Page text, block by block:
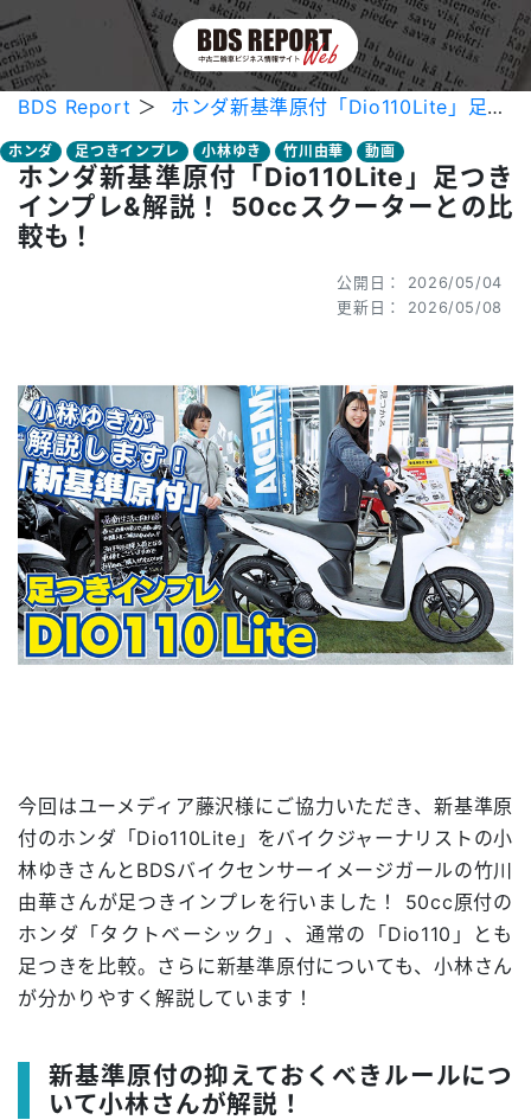
BDS Report ＞ ホンダ新基準原付「Dio110Lite」足つきインプレ&解説！ 50ccスクーターとの比較も！
ホンダ 足つきインプレ 小林ゆき 竹川由華 動画
ホンダ新基準原付「Dio110Lite」足つき
インプレ&解説！ 50ccスクーターとの比
較も！
公開日： 2026/05/04
更新日： 2026/05/08
今回はユーメディア藤沢様にご協力いただき、新基準原
付のホンダ「Dio110Lite」をバイクジャーナリストの小
林ゆきさんとBDSバイクセンサーイメージガールの竹川
由華さんが足つきインプレを行いました！ 50cc原付の
ホンダ「タクトベーシック」、通常の「Dio110」とも
足つきを比較。さらに新基準原付についても、小林さん
が分かりやすく解説しています！
新基準原付の抑えておくべきルールにつ
いて小林さんが解説！